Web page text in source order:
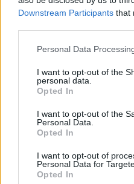
Downstream Participants that
Personal Data
I want to opt-out of the
personal data.
Opted In
I want to opt-out of the
Personal Data.
Opted In
I want to opt-out of
Personal Data for
Opted In
latviešu valodā 239
skolēniem un skolām.
pašvaldībām tiek
izstrāde skolēniem ar
Top programmas, kas
pamatizglītību. Projektā
nodrošināt mērķtiecīgu